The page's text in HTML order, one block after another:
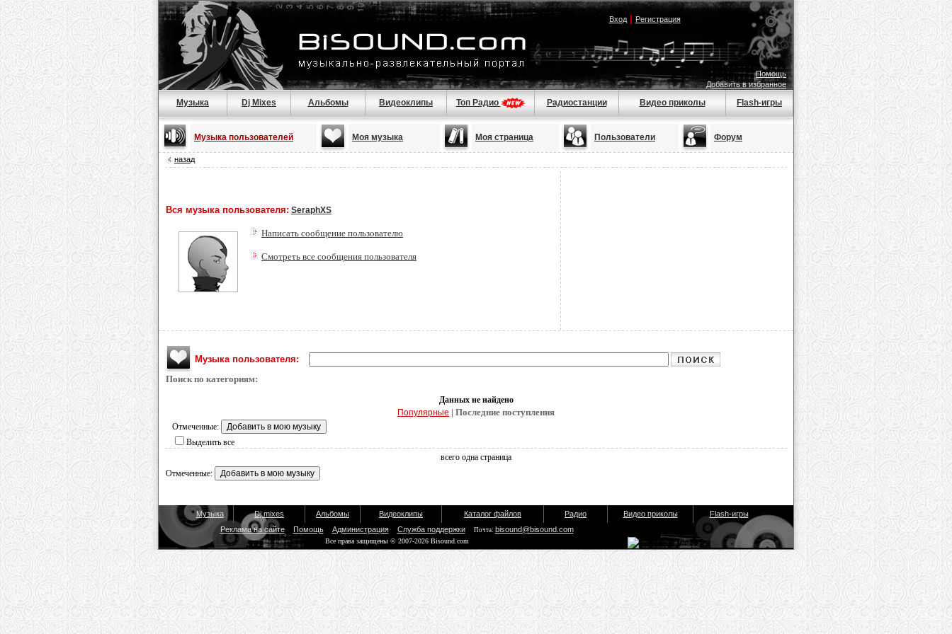
Вход| Регистрация
Помощь
Добавить в избранное
Музыка Dj Mixes Альбомы Видеоклипы Топ Радио Радиостанции Видео приколы Flash-игры
Музыка пользователей Моя музыка Моя страница Пользователи Форум
назад
Вся музыка пользователя: SeraphXS
Написать сообщение пользователю
Смотреть все сообщения пользователя
Музыка пользователя:
Поиск по категориям:
Данных не найдено
Популярные | Последние поступления
Отмеченные:
Выделить все
всего одна страница
Отмеченные:
Музыка Dj mixes Альбомы Видеоклипы Каталог файлов Радио Видео приколы
Flash-игры
Реклама на сайте
Помощь Администрация Служба поддержки Почта: bisound@bisound.com
Все права защищены © 2007-2026 Bisound.com